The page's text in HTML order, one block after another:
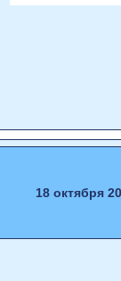
18 октября